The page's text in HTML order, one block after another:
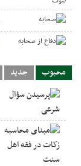
محبوب جدید